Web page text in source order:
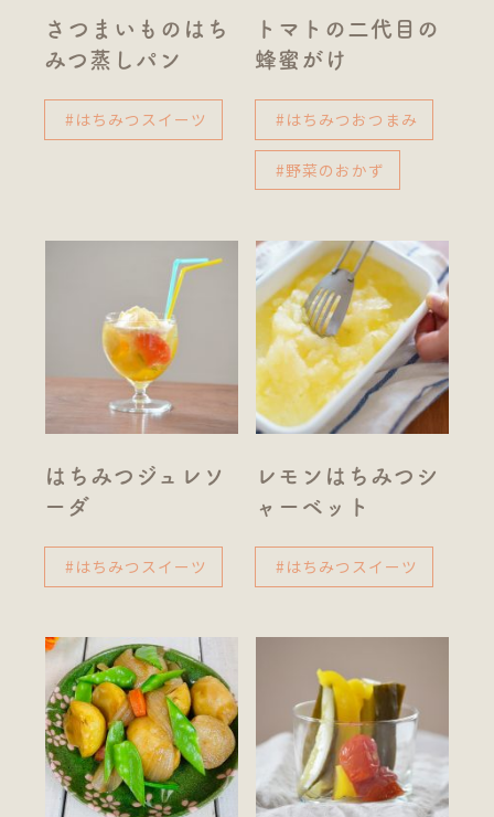
さつまいものはち
みつ蒸しパン
#はちみつスイーツ
トマトの二代目の
蜂蜜がけ
#はちみつおつまみ
#野菜のおかず
はちみつジュレソ
ーダ
#はちみつスイーツ
レモンはちみつシ
ャーベット
#はちみつスイーツ